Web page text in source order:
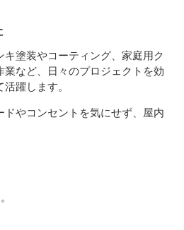
塗装やコーティング、家庭用ク
業など、日々のプロジェクトを効
躍します。
やコンセントを気にせず、屋内